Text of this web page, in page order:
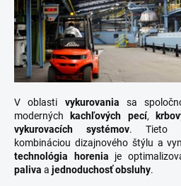
V oblasti vykurovania sa
moderných
kachľových pecí,
vykurovacích systémov. Tieto
kombináciou dizajnového štýlu a
technológia horenia je
paliva a jednoduchosť obsluhy.